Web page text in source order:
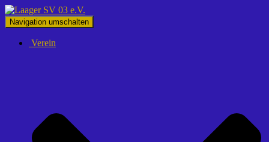
Navigation umschalten
Verein